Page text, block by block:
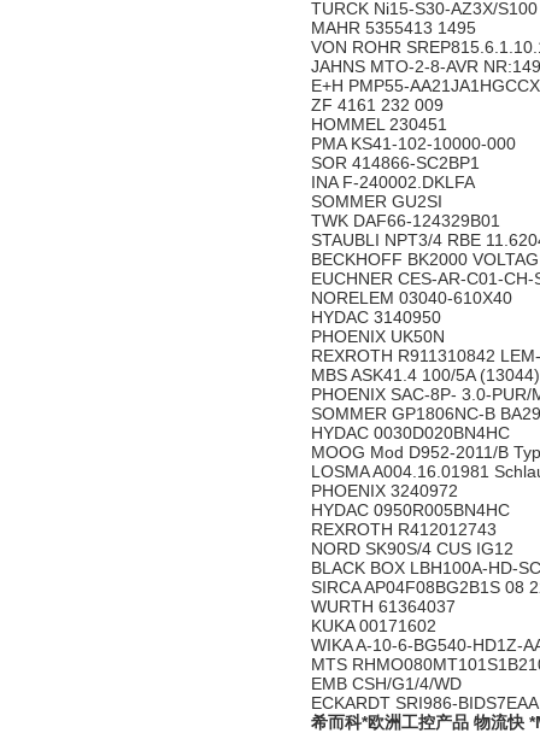
TURCK Ni15-S30-AZ3X/
MAHR 5355413 1495
VON ROHR
JAHNS MTO-2-8-AVR
E+H PMP55-
ZF 4161 232 009
HOMMEL 230451
PMA KS41-102-10000-000
SOR 414866-SC2BP1
INA F-240002.DKLFA
SOMMER GU2SI
TWK DAF66-124329B01
STAUBLI NPT3/4 RBE
BECKHOFF BK2000
EUCHNER CES-AR-C01-CH-
NORELEM 03040-610X40
HYDAC 3140950
PHOENIX UK50N
REXROTH R911310842
MBS ASK41.4 100/5A (13044)
PHOENIX SAC-8P- 3.0-
SOMMER GP1806NC-B
HYDAC 0030D020BN4HC
MOOG Mod D952-2011/B
LOSMA A004.16.01981
PHOENIX 3240972
HYDAC 0950R005BN4HC
REXROTH R412012743
NORD SK90S/4 CUS IG12
BLACK BOX LBH100A-HD-
SIRCA AP04F08BG2B1S 08
WURTH 61364037
KUKA 00171602
WIKA A-10-6-BG540-HD1Z-
MTS
EMB CSH/G1/4/WD
ECKARDT SRI986-
希而科*欧洲工控产品 物流快